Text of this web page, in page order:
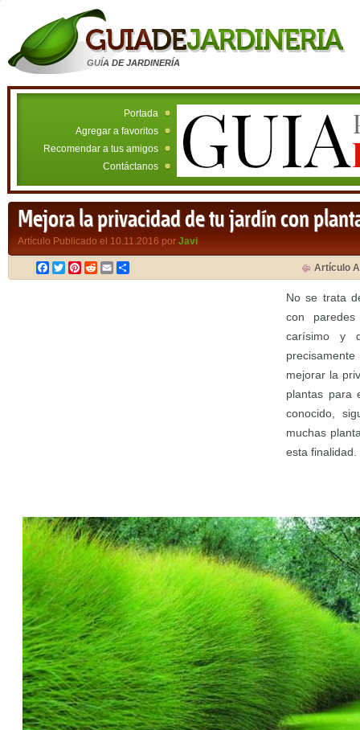
GUÍA DE JARDINERÍA
Portada
Agregar a favoritos
Recomendar a tus amigos
Contáctanos
Mejora la privacidad de tu jardín con
Artículo Publicado el 10.11.2016 por Javi
Facebook
TwitterPinterest
RedditEmail Artículo
No se trata
con
carísimo y
mejorar la
plantas para
conocido,
muchas
esta finalidad.